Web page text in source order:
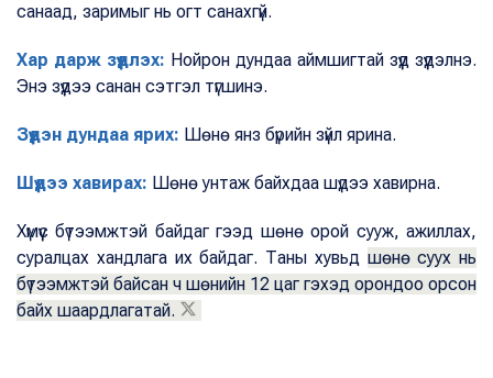
санаад, заримыг нь огт санахгүй.
Хар дарж зүүдлэх: Нойрон дундаа аймшигтай зүүд зүүдэлнэ.
Энэ зүүдээ санан сэтгэл түгшинэ.
Зүүдэн дундаа ярих: Шөнө янз бүрийн зүйл ярина.
Шүдээ хавирах: Шөнө унтаж байхдаа шүдээ хавирна.
Хүмүүс бүтээмжтэй байдаг гээд шөнө орой сууж, ажиллах,
суралцах хандлага их байдаг. Таны хувьд шөнө суух нь
бүтээмжтэй байсан ч шөнийн 12 цаг гэхэд орондоо орсон
байх шаардлагатай.